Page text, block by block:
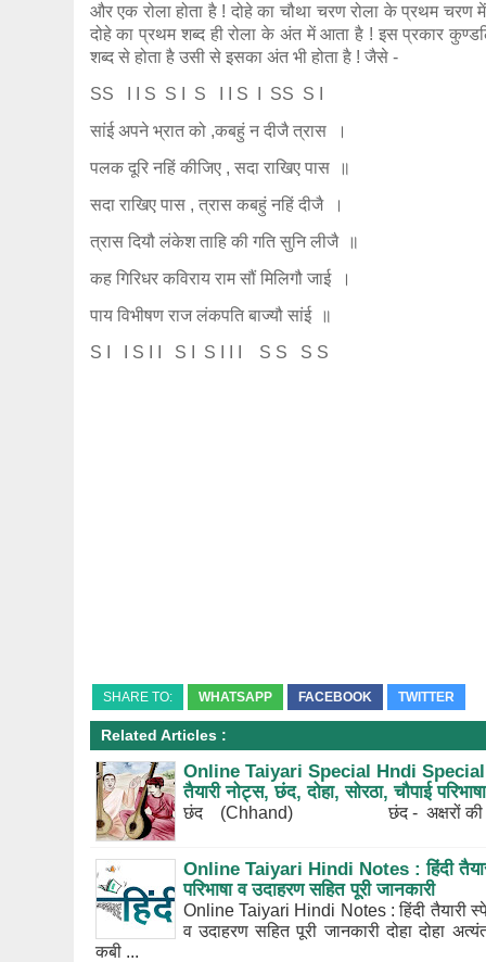
और एक रोला होता है ! दोहे का चौथा चरण रोला के प्रथम चरण में
दोहे का प्रथम शब्द ही रोला के अंत में आता है ! इस प्रकार
शब्द से होता है उसी से इसका अंत भी होता है ! जैसे -
SS I I S S I S I I S I SS S I
सांई अपने भ्रात को ,कबहुं न दीजै त्रास ।
पलक दूरि नहिं कीजिए , सदा राखिए पास ॥
सदा राखिए पास , त्रास कबहुं नहिं दीजै ।
त्रास दियौ लंकेश ताहि की गति सुनि लीजै ॥
कह गिरिधर कविराय राम सौं मिलिगौ जाई ।
पाय विभीषण राज लंकपति बाज्यौ सांई ॥
S I I S I I S I S I I I S S S S
SHARE TO: WHATSAPP FACEBOOK TWITTER
Related Articles :
Online Taiyari Special Hndi Special
तैयारी नोट्स, छंद, दोहा, सोरठा, चौपाई
छंद (Chhand) छंद - अक्षरों की
Online Taiyari Hindi Notes : हिंदी
परिभाषा व उदाहरण सहित पूरी जानकारी
Online Taiyari Hindi Notes : हिंदी तैयारी
व उदाहरण सहित पूरी जानकारी दोहा दोहा
कबी ...